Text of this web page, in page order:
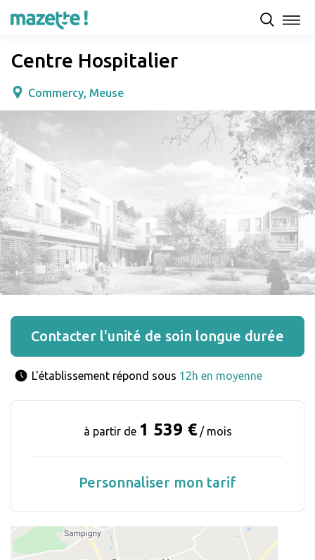
Centre Hospitalier
Commercy, Meuse
Contacter l'unité de soin longue durée
L'établissement répond sous 12h en moyenne
à partir de 1 539 €/ mois
Personnaliser mon tarif